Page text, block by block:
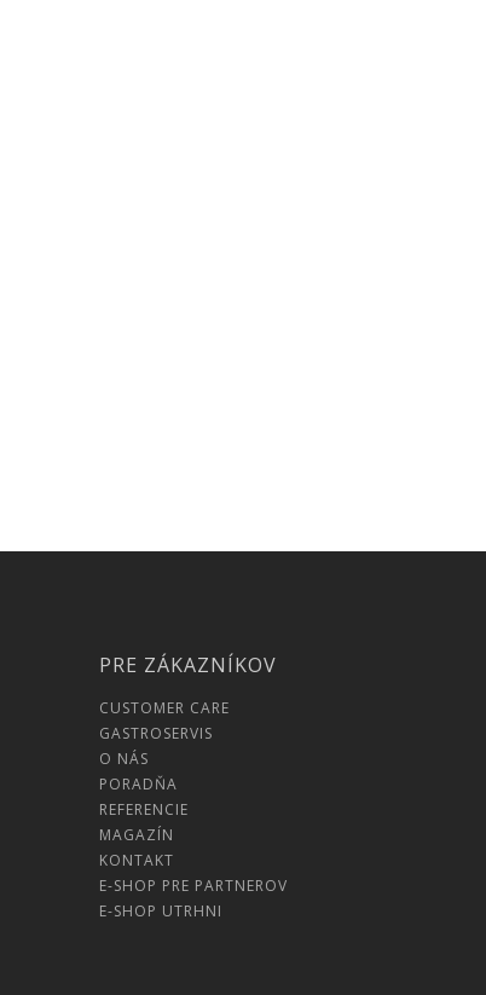
PRE ZÁKAZNÍKOV
CUSTOMER CARE
GASTROSERVIS
O NÁS
PORADŇA
REFERENCIE
MAGAZÍN
KONTAKT
E-SHOP PRE PARTNEROV
E-SHOP UTRHNI